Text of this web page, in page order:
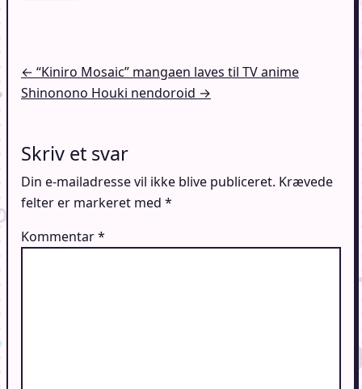
Indlægsnavigation
← “Kiniro Mosaic” mangaen laves til TV anime
Shinonono Houki nendoroid →
Skriv et svar
Din e-mailadresse vil ikke blive publiceret. Krævede
felter er markeret med *
Kommentar*